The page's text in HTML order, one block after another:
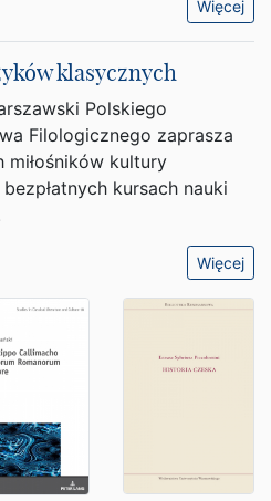
Więcej
klasycznych
Polskiego
Filologicznego zaprasza
miłośników kultury
kursach nauki
Więcej